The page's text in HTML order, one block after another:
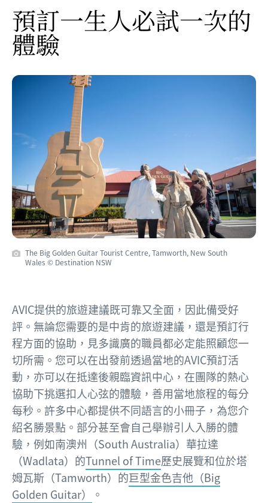
預訂一生人必試一次的
體驗
The Big Golden Guitar Tourist Centre, Tamworth, New South
Wales © Destination NSW
AVIC提供的旅遊建議既可靠又全面，因此備受好
評。無論您需要的是中肯的旅遊建議，還是預訂行
程方面的協助，見多識廣的職員都必定能照顧您一
切所需。您可以在出發前透過當地的AVIC預訂活
動，亦可以在抵達後親臨資訊中心，在團隊的熱心
協助下挑選扣人心弦的體驗，善用當地旅程的每分
每秒。許多中心都提供不同語言的小冊子，為您介
紹名勝景點。部分甚至會自己舉辦引人入勝的體
驗，例如南澳州（South Australia）華拉達
（Wadlata）的Tunnel of Time歷史展覽和位於塔
姆瓦斯（Tamworth）的巨型金色吉他（Big
Golden Guitar）
。